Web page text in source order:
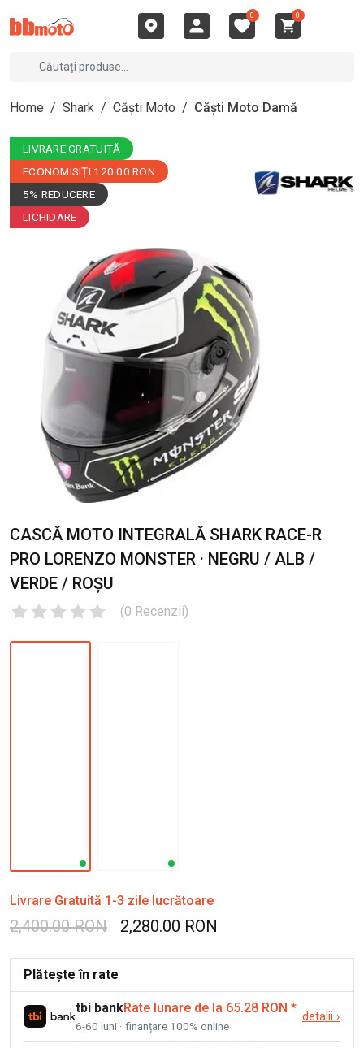
0 0
Home / Shark / Căști Moto / Căști Moto Damă
LIVRARE GRATUITĂ
ECONOMISIȚI 120.00 RON
5% REDUCERE
LICHIDARE
CASCĂ MOTO INTEGRALĂ SHARK RACE-R
PRO LORENZO MONSTER · NEGRU / ALB /
VERDE / ROȘU
(0 Recenzii)
Livrare Gratuită 1-3 zile lucrătoare
2,400.00 RON 2,280.00 RON
Plătește în rate
tbi bankRate lunare de la 65.28 RON *
6-60 luni · finanțare 100% online
detalii ›